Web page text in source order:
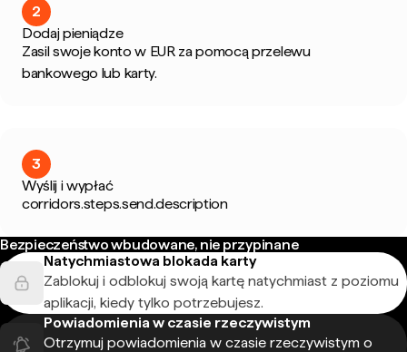
2
Dodaj pieniądze
Zasil swoje konto w EUR za pomocą przelewu
bankowego lub karty.
3
Wyślij i wypłać
corridors.steps.send.description
Bezpieczeństwo wbudowane, nie przypinane
Natychmiastowa blokada karty
Zablokuj i odblokuj swoją kartę natychmiast z poziomu
aplikacji, kiedy tylko potrzebujesz.
Powiadomienia w czasie rzeczywistym
Otrzymuj powiadomienia w czasie rzeczywistym o